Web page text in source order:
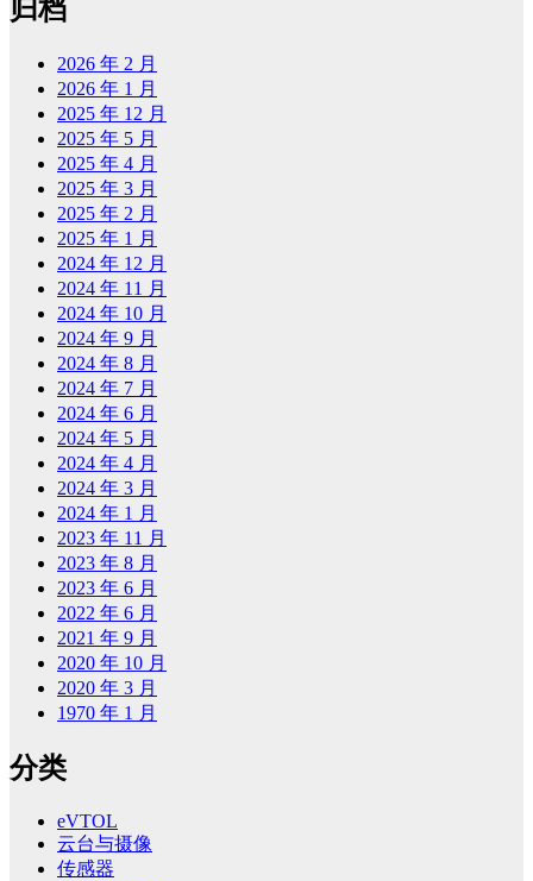
归档
2026 年 2 月
2026 年 1 月
2025 年 12 月
2025 年 5 月
2025 年 4 月
2025 年 3 月
2025 年 2 月
2025 年 1 月
2024 年 12 月
2024 年 11 月
2024 年 10 月
2024 年 9 月
2024 年 8 月
2024 年 7 月
2024 年 6 月
2024 年 5 月
2024 年 4 月
2024 年 3 月
2024 年 1 月
2023 年 11 月
2023 年 8 月
2023 年 6 月
2022 年 6 月
2021 年 9 月
2020 年 10 月
2020 年 3 月
1970 年 1 月
分类
eVTOL
云台与摄像
传感器